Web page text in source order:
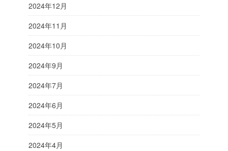
2024年12月
2024年11月
2024年10月
2024年9月
2024年7月
2024年6月
2024年5月
2024年4月